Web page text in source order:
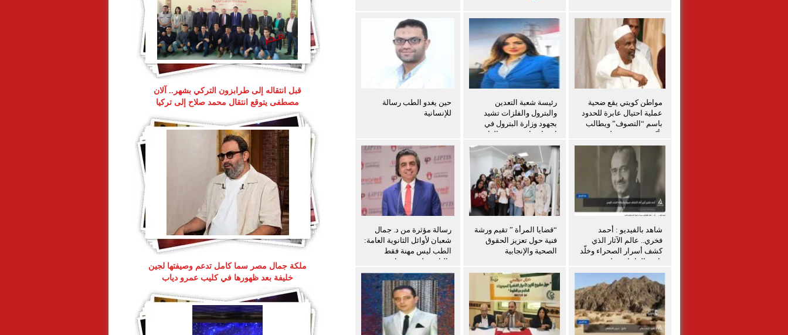
مواطن كويتي يقع ضحية
عملية احتيال عابرة للحدود
باسم “التصوف” ويطالب
بأكثر من نصف مليون
بمساعدة شخصيات دينية
شاهد بالفيديو : أحمد
فخري.. عالم الآثار الذي
كشف أسرار الصحراء وخلّد
تاريخ الواحات تعليق شيرين
الشافعي
رئيسة شعبة التعدين
والبترول والفلزات تشيد
بجهود وزارة البترول في
احتواء حادث سفن الغاز
بدمياط
“قضايا المرأة ” تقيم ورشة
فنية حول تعزيز الحقوق
الصحية والإنجابية
حين يغدو الطب رسالة
للإنسانية
رسالة مؤثرة من د. جمال
شعبان لأوائل الثانوية العامة:
الطب ليس مهنة فقط
والثانوية ليست نهاية
المطاف
قبل انتقاله إلى طرابزون التركي بشهر.. آلان
مصطفى يتوقع انتقال محمد صلاح إلى تركيا
ملكة جمال مصر سما كامل تدعم وصيفتها لجين
خليفة بعد ظهورها في كليب عمرو دياب